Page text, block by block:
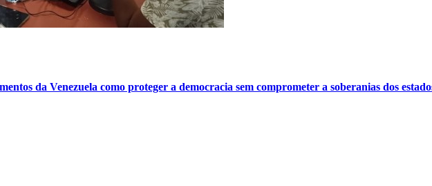
da Venezuela como proteger a democracia sem comprometer a soberanias dos